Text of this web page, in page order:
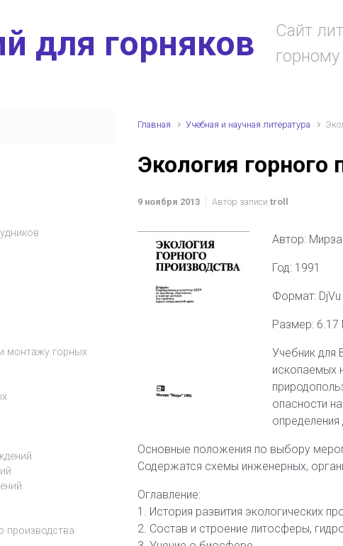
для горняков
Сайт
Главная Учебная и научная литература
Экология горного
9 ноября 2013 Автор записи troll
Автор:
Год: 1991
Формат: DjVu
Размер:
Учебник для
ископаемых
опасности
Основные положения по выбору
Содержатся схемы инженерных,
Оглавление:
1. История развития экологических
2. Состав и строение литосферы,
монтажу горных
производства